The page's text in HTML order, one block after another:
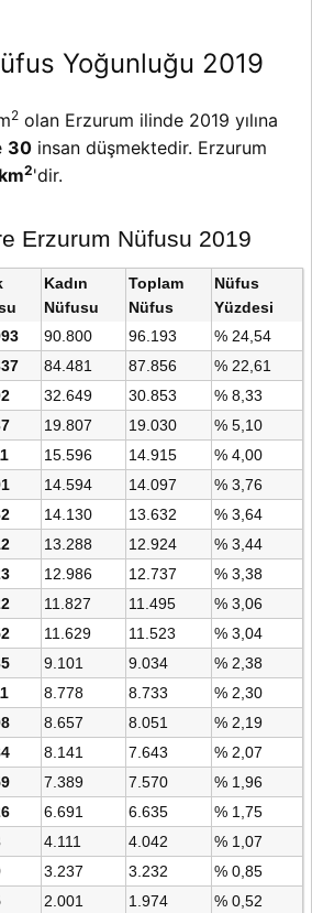
Yoğunluğu 2019
2 olan Erzurum ilinde 2019 yılına
30 insan düşmektedir. Erzurum
2'dir.
Erzurum Nüfusu 2019
Kadın
Nüfusu
Toplam
Nüfus
Nüfus
Yüzdesi
90.800 96.193
% 24,54
84.481 87.856
% 22,61
32.649 30.853
% 8,33
19.807 19.030
% 5,10
15.596 14.915
% 4,00
14.594 14.097
% 3,76
14.130 13.632
% 3,64
13.288 12.924
% 3,44
12.986 12.737
% 3,38
11.827 11.495
% 3,06
11.629 11.523
% 3,04
9.101 9.034
% 2,38
8.778 8.733
% 2,30
8.657 8.051
% 2,19
8.141 7.643
% 2,07
7.389 7.570
% 1,96
6.691 6.635
% 1,75
4.111 4.042
% 1,07
3.237 3.232
% 0,85
2.001 1.974 % 0,52